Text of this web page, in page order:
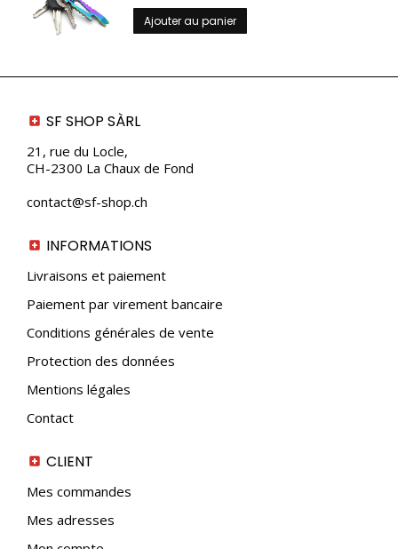
Ajouter au panier
SF SHOP SÀRL
21, rue du Locle,
CH-2300 La Chaux de Fond
contact@sf-shop.ch
INFORMATIONS
Livraisons et paiement
Paiement par virement bancaire
Conditions générales de vente
Protection des données
Mentions légales
Contact
CLIENT
Mes commandes
Mes adresses